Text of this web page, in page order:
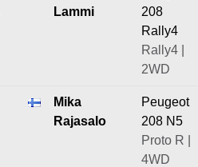
Lammi
208
Rally4
Rally4 |
2WD
Mika
Rajasalo
Peugeot
208 N5
Proto R |
4WD